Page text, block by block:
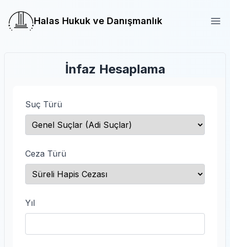
Halas Hukuk ve Danışmanlık
Halas Hukuk ve Danışmanlık
İnfaz Hesaplama
Suç Türü
Ceza Türü
Yıl